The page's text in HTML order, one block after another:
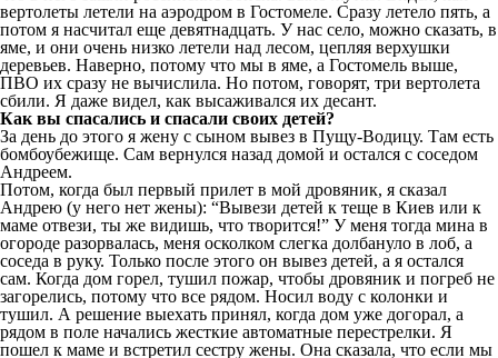
вертолеты летели на аэродром в Гостомеле. Сразу летело пять, а
потом я насчитал еще девятнадцать. У нас село, можно сказать, в
яме, и они очень низко летели над лесом, цепляя верхушки
деревьев. Наверно, потому что мы в яме, а Гостомель выше,
ПВО их сразу не вычислила. Но потом, говорят, три вертолета
сбили. Я даже видел, как высаживался их десант.
Как вы спасались и спасали своих детей?
За день до этого я жену с сыном вывез в Пущу-Водицу. Там есть
бомбоубежище. Сам вернулся назад домой и остался с соседом
Андреем.
Потом, когда был первый прилет в мой дровяник, я сказал
Андрею (у него нет жены): “Вывези детей к теще в Киев или к
маме отвези, ты же видишь, что творится!” У меня тогда мина в
огороде разорвалась, меня осколком слегка долбануло в лоб, а
соседа в руку. Только после этого он вывез детей, а я остался
сам. Когда дом горел, тушил пожар, чтобы дровяник и погреб не
загорелись, потому что все рядом. Носил воду с колонки и
тушил. А решение выехать принял, когда дом уже догорал, а
рядом в поле начались жесткие автоматные перестрелки. Я
пошел к маме и встретил сестру жены. Она сказала, что если мы